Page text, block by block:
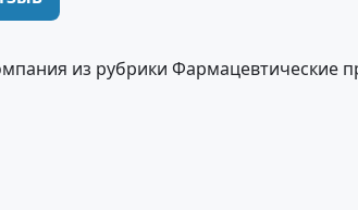
из рубрики Фармацевтические